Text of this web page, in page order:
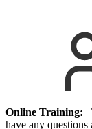
Online Training:
have any